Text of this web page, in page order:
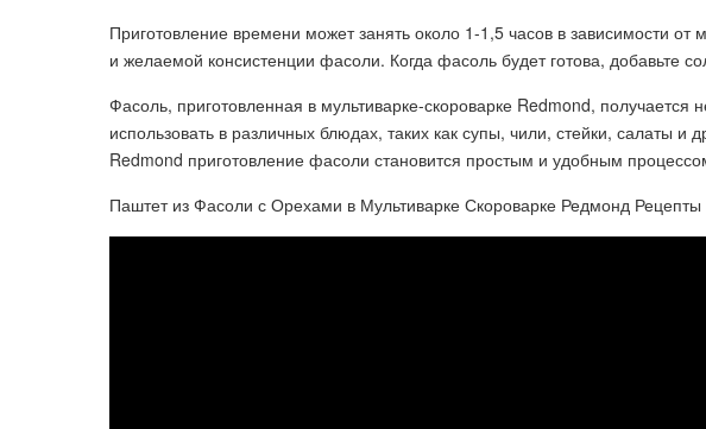
Приготовление времени может занять около 1-1,5 часов в зависимости от
и желаемой консистенции фасоли. Когда фасоль будет готова, добавьте
Фасоль, приготовленная в мультиварке-скороварке Redmond,
использовать в различных блюдах, таких как супы, чили, стейки, салаты и
Redmond приготовление фасоли становится простым и удобным
Паштет из Фасоли с Орехами в Мультиварке Скороварке Редмонд Рецепты